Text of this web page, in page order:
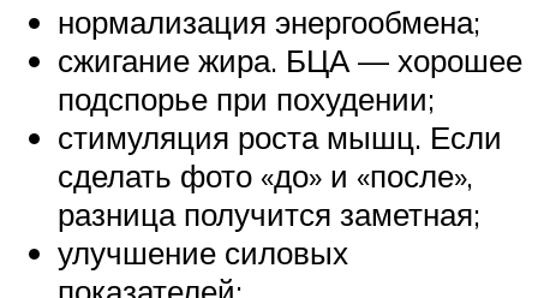
нормализация энергообмена;
сжигание жира. БЦА — хорошее
подспорье при похудении;
стимуляция роста мышц. Если
сделать фото «до» и «после»,
разница получится заметная;
улучшение силовых
показателей;